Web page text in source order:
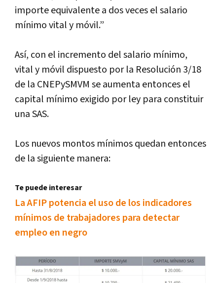
importe equivalente a dos veces el salario
mínimo vital y móvil.”
Así, con el incremento del salario mínimo,
vital y móvil dispuesto por la Resolución 3/18
de la CNEPySMVM se aumenta entonces el
capital mínimo exigido por ley para constituir
una SAS.
Los nuevos montos mínimos quedan entonces
de la siguiente manera:
Te puede interesar
La AFIP potencia el uso de los indicadores
mínimos de trabajadores para detectar
empleo en negro